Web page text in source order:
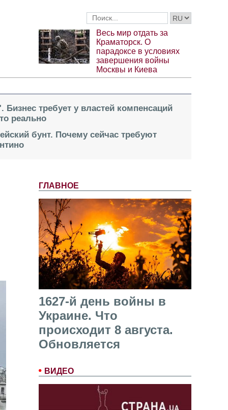
Весь мир отдать за
Краматорск. О
парадоксе в условиях
завершения войны
Москвы и Киева
требует у властей компенсаций
реально
бунт. Почему сейчас требуют
ГЛАВНОЕ
1627-й день войны в
Украине. Что
происходит 8 августа.
Обновляется
ВИДЕО